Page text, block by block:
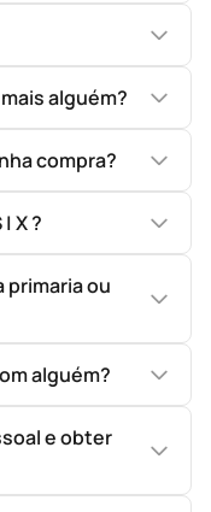
alguém?
compra?
X ?
ou
alguém?
e obter